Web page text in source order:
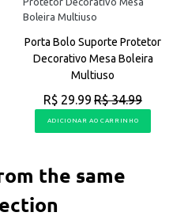
Porta Bolo Suporte Protetor
Decorativo Mesa Boleira
Multiuso
R$ 29.99 R$ 34.99
ADICIONAR AO CARRINHO
the same